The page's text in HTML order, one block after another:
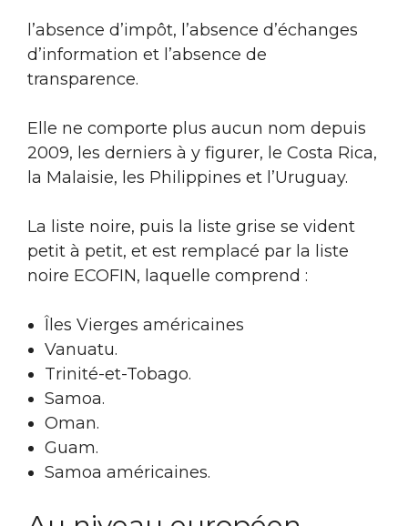
l’absence d’impôt, l’absence d’échanges
d’information et l’absence de
transparence.
Elle ne comporte plus aucun nom depuis
2009, les derniers à y figurer, le Costa Rica,
la Malaisie, les Philippines et l’Uruguay.
La liste noire, puis la liste grise se vident
petit à petit, et est remplacé par la liste
noire ECOFIN, laquelle comprend :
Îles Vierges américaines
Vanuatu.
Trinité-et-Tobago.
Samoa.
Oman.
Guam.
Samoa américaines.